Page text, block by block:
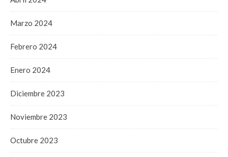
Marzo 2024
Febrero 2024
Enero 2024
Diciembre 2023
Noviembre 2023
Octubre 2023